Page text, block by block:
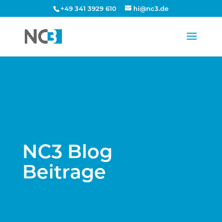
+49 341 3929 610 hi@nc3.de
NC3 Blog
Beitrage